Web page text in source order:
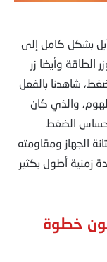
بشكل كامل إلى
الطاقة وأيضا زر
شاهدنا بالفعل
7 وأيفون 8 في زر الهوم، والذي كان
الضغط
الجهاز ومقاومته
زمنية أطول بكثير
خطوة